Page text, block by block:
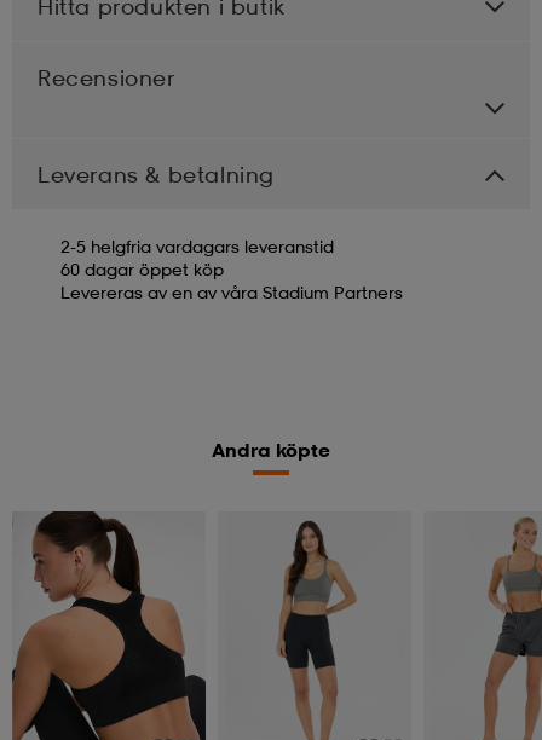
Hitta produkten i butik
Recensioner
Leverans & betalning
2-5 helgfria vardagars leveranstid
60 dagar öppet köp
Levereras av en av våra Stadium Partners
Andra köpte
Kolla priset